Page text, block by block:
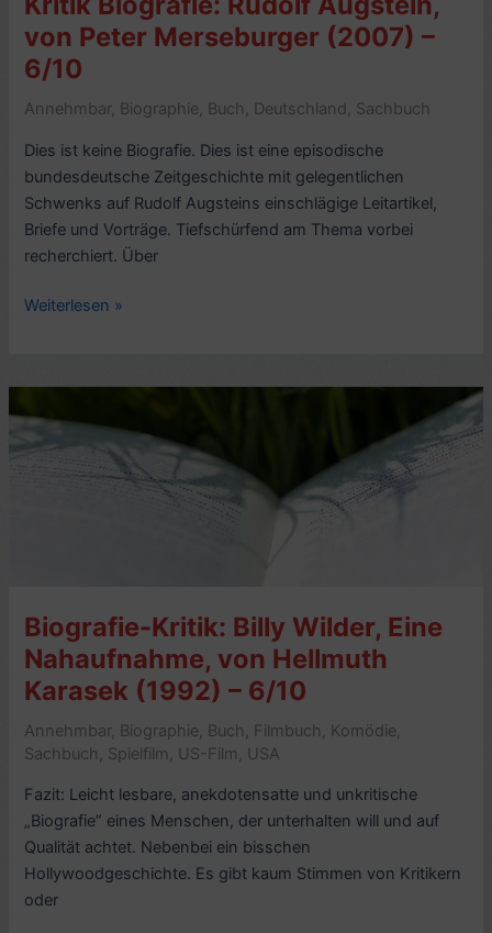
–
6,44/10
von Peter Merseburger (2007) –
6/10
Annehmbar, Biographie, Buch , Deutschland, Sachbuch
Dies ist keine Biografie. Dies ist eine episodische
bundesdeutsche Zeitgeschichte mit gelegentlichen
Schwenks auf Rudolf Augsteins einschlägige Leitartikel,
Briefe und Vorträge. Tiefschürfend am Thema vorbei
recherchiert. Über
Kritik
Augstein,
Merseburger
Weiterlesen »
Biografie-Kritik: Billy Wilder, Eine
Nahaufnahme, von Hellmuth
Karasek (1992) – 6/10
Annehmbar, Biographie, Buch , Filmbuch , Komödie,
Sachbuch , Spielfilm , US-Film , USA
Fazit: Leicht lesbare, anekdotensatte und unkritische
„Biografie” eines Menschen, der unterhalten will und auf
Qualität achtet. Nebenbei ein bisschen
Hollywoodgeschichte. Es gibt kaum Stimmen von Kritikern
oder